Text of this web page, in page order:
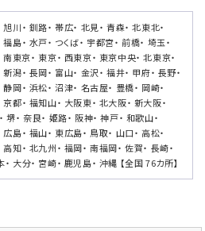
旭川・ 釧路・帯広・ 北見 ・ 青森・北東北・
福島・ 水戸・ つくば・ 宇都宮・ 前橋・ 埼玉・
南東京・ 東京・ 西東京・ 東京中央・北東京・
新潟・ 長岡・ 富山・ 金沢・ 福井・ 甲府・ 長野・
静岡・ 浜松・沼津・ 名古屋・ 豊橋・ 岡崎・
京都・ 福知山・ 大阪東・ 北大阪・ 新大阪・
・堺・奈良・ 姫路・ 阪神・神戸・ 和歌山・
広島・ 福山・ 東広島・ 鳥取・ 山口・ 高松・
高知・ 北九州・ 福岡・南福岡・佐賀・ 長崎・
・ 大分・ 宮崎・ 鹿児島・ 沖縄 【全国 76カ所】